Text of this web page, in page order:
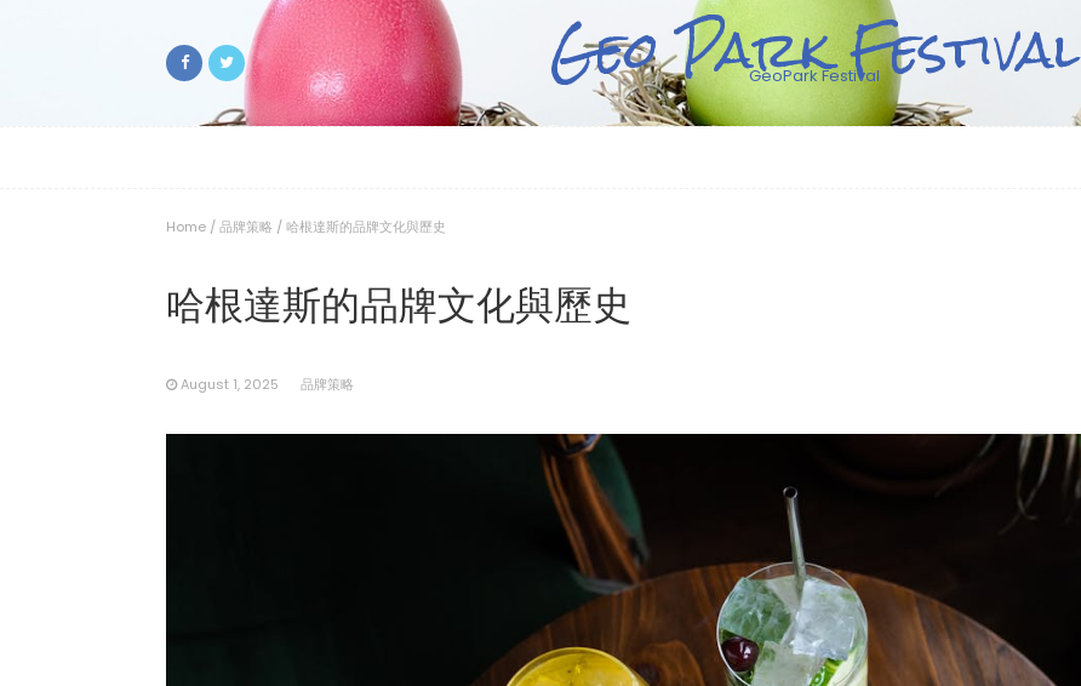
Geo Park Festival
GeoPark Festival
Home /品牌策略 /哈根達斯的品牌文化與歷史
哈根達斯的品牌文化與歷史
August 1, 2025 品牌策略